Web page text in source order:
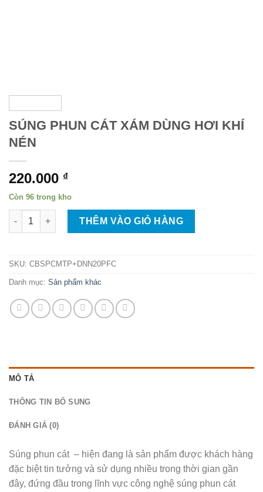
SÚNG PHUN CÁT XÁM DÙNG HƠI KHÍ
NÉN
220.000 ₫
Còn 96 trong kho
SÚNG PHUN CÁT XÁM DÙNG HƠI KHÍ NÉN số lượng
THÊM VÀO GIỎ HÀNG
SKU: CBSPCMTP+DNN20PFC
Danh mục: Sản phẩm khác
MÔ TẢ
THÔNG TIN BỔ SUNG
ĐÁNH GIÁ (0)
Súng phun cát – hiện đang là sản phẩm được khách hàng
đặc biệt tin tưởng và sử dụng nhiều trong thời gian gần
đây, đứng đầu trong lĩnh vực công nghệ súng phun cát